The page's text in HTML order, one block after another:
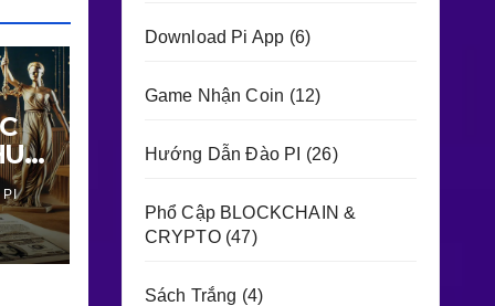
Download Pi App (6)
Game Nhận Coin (12)
Hướng Dẫn Đào PI (26)
Phổ Cập BLOCKCHAIN &
CRYPTO(47)
Sách Trắng (4)